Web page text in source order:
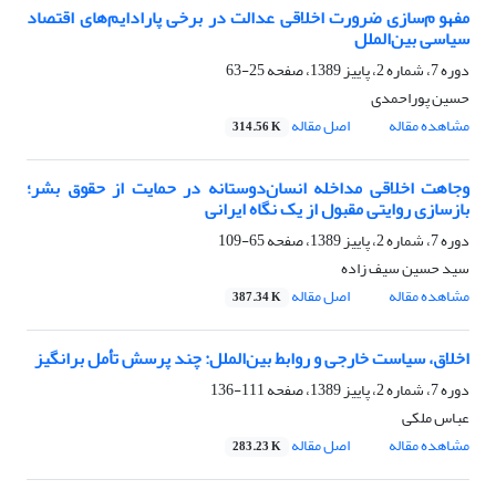
مفهو م‌سازی ضرورت اخلاقی عدالت در برخی پارادایم‌های اقتصاد
سیاسی بین‌الملل
دوره 7، شماره 2، پاییز 1389، صفحه
25-63
حسین پوراحمدی
مشاهده مقاله
اصل مقاله 314.56 K
وجاهت اخلاقی مداخله انسان‌دوستانه در حمایت از حقوق بشر؛
بازسازی روایتی مقبول از یک نگاه ایرانی
دوره 7، شماره 2، پاییز 1389، صفحه
65-109
سید حسین سیف زاده
مشاهده مقاله
اصل مقاله 387.34 K
اخلاق، سیاست خارجی و روابط بین‌الملل: چند پرسش تأمل برانگیز
دوره 7، شماره 2، پاییز 1389، صفحه
111-136
عباس ملکی
مشاهده مقاله
اصل مقاله 283.23 K